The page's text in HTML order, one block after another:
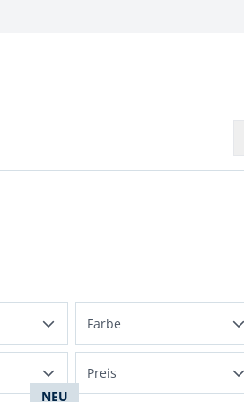
42
Farbe
Blau
Preis
NEU